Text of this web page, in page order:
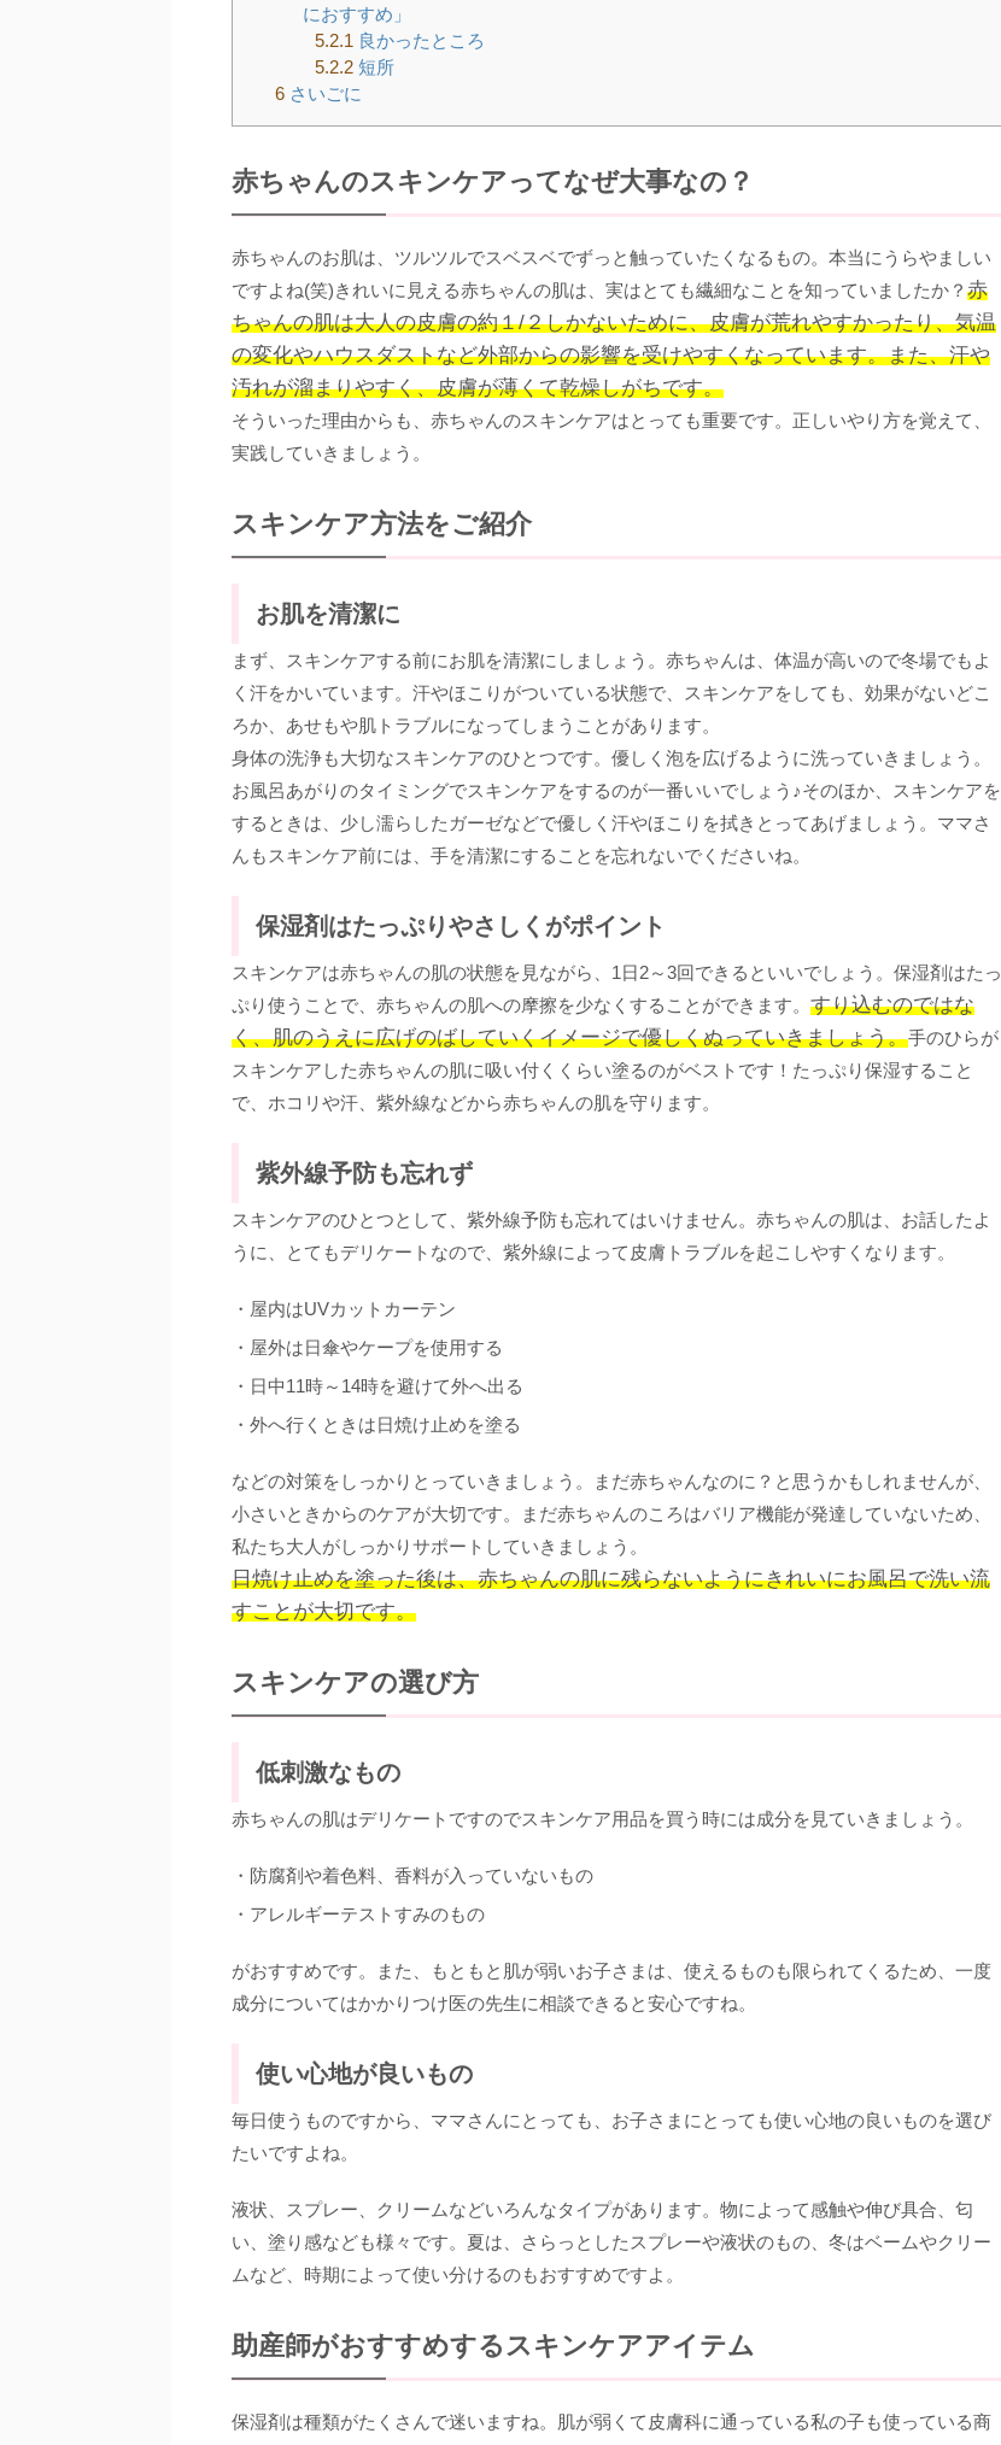
におすすめ」
5.2.1 良かったところ
5.2.2 短所
6 さいごに
赤ちゃんのスキンケアってなぜ大事なの？
赤ちゃんのお肌は、ツルツルでスベスベでずっと触っていたくなるもの。本当にうらやましい
ですよね(笑)きれいに見える赤ちゃんの肌は、実はとても繊細なことを知っていましたか？ 赤
ちゃんの肌は大人の皮膚の約１/２しかないために、皮膚が荒れやすかったり、気温
の変化やハウスダストなど外部からの影響を受けやすくなっています。また、汗や
汚れが溜まりやすく、皮膚が薄くて乾燥しがちです。
そういった理由からも、赤ちゃんのスキンケアはとっても重要です。正しいやり方を覚えて、
実践していきましょう。
スキンケア方法をご紹介
お肌を清潔に
まず、スキンケアする前にお肌を清潔にしましょう。赤ちゃんは、体温が高いので冬場でもよ
く汗をかいています。汗やほこりがついている状態で、スキンケアをしても、効果がないどこ
ろか、あせもや肌トラブルになってしまうことがあります。
身体の洗浄も大切なスキンケアのひとつです。優しく泡を広げるように洗っていきましょう。
お風呂あがりのタイミングでスキンケアをするのが一番いいでしょう♪そのほか、スキンケアを
するときは、少し濡らしたガーゼなどで優しく汗やほこりを拭きとってあげましょう。ママさ
んもスキンケア前には、手を清潔にすることを忘れないでくださいね。
保湿剤はたっぷりやさしくがポイント
スキンケアは赤ちゃんの肌の状態を見ながら、1日2～3回できるといいでしょう。保湿剤はたっ
ぷり使うことで、赤ちゃんの肌への摩擦を少なくすることができます。 すり込むのではな
く、肌のうえに広げのばしていくイメージで優しくぬっていきましょう。手のひらが
スキンケアした赤ちゃんの肌に吸い付くくらい塗るのがベストです！たっぷり保湿すること
で、ホコリや汗、紫外線などから赤ちゃんの肌を守ります。
紫外線予防も忘れず
スキンケアのひとつとして、紫外線予防も忘れてはいけません。赤ちゃんの肌は、お話したよ
うに、とてもデリケートなので、紫外線によって皮膚トラブルを起こしやすくなります。
・屋内はUVカットカーテン
・屋外は日傘やケープを使用する
・日中11時～14時を避けて外へ出る
・外へ行くときは日焼け止めを塗る
などの対策をしっかりとっていきましょう。まだ赤ちゃんなのに？と思うかもしれませんが、
小さいときからのケアが大切です。まだ赤ちゃんのころはバリア機能が発達していないため、
私たち大人がしっかりサポートしていきましょう。
日焼け止めを塗った後は、赤ちゃんの肌に残らないようにきれいにお風呂で洗い流
すことが大切です。
スキンケアの選び方
低刺激なもの
赤ちゃんの肌はデリケートですのでスキンケア用品を買う時には成分を見ていきましょう。
・防腐剤や着色料、香料が入っていないもの
・アレルギーテストすみのもの
がおすすめです。また、もともと肌が弱いお子さまは、使えるものも限られてくるため、一度
成分についてはかかりつけ医の先生に相談できると安心ですね。
使い心地が良いもの
毎日使うものですから、ママさんにとっても、お子さまにとっても使い心地の良いものを選び
たいですよね。
液状、スプレー、クリームなどいろんなタイプがあります。物によって感触や伸び具合、匂
い、塗り感なども様々です。夏は、さらっとしたスプレーや液状のもの、冬はベームやクリー
ムなど、時期によって使い分けるのもおすすめですよ。
助産師がおすすめするスキンケアアイテム
保湿剤は種類がたくさんで迷いますね。肌が弱くて皮膚科に通っている私の子も使っている商